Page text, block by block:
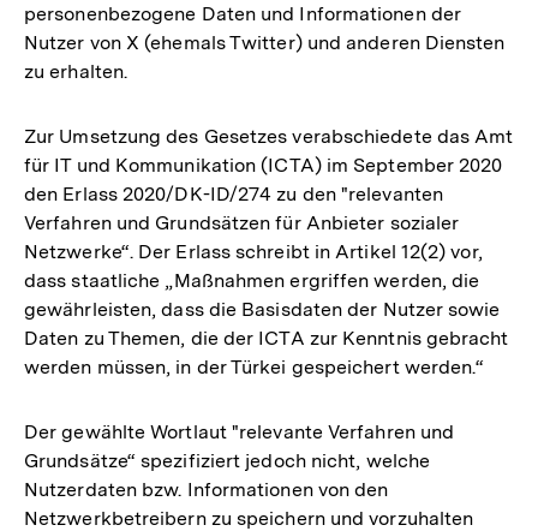
personenbezogene Daten und Informationen der
Nutzer von X (ehemals Twitter) und anderen Diensten
zu erhalten.
Zur Umsetzung des Gesetzes verabschiedete das Amt
für IT und Kommunikation (ICTA) im September 2020
den Erlass 2020/DK-ID/274 zu den "relevanten
Verfahren und Grundsätzen für Anbieter sozialer
Netzwerke“. Der Erlass schreibt in Artikel 12(2) vor,
dass staatliche „Maßnahmen ergriffen werden, die
gewährleisten, dass die Basisdaten der Nutzer sowie
Daten zu Themen, die der ICTA zur Kenntnis gebracht
werden müssen, in der Türkei gespeichert werden.“
Der gewählte Wortlaut "relevante Verfahren und
Grundsätze“ spezifiziert jedoch nicht, welche
Nutzerdaten bzw. Informationen von den
Netzwerkbetreibern zu speichern und vorzuhalten